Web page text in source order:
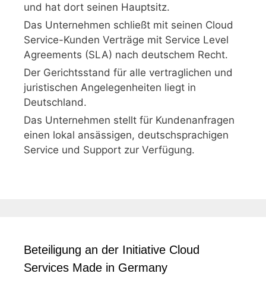
und hat dort seinen Hauptsitz.
Das Unternehmen schließt mit seinen Cloud
Service-Kunden Verträge mit Service Level
Agreements (SLA) nach deutschem Recht.
Der Gerichtsstand für alle vertraglichen und
juristischen Angelegenheiten liegt in
Deutschland.
Das Unternehmen stellt für Kundenanfragen
einen lokal ansässigen, deutschsprachigen
Service und Support zur Verfügung.
Beteiligung an der Initiative Cloud
Services Made in Germany